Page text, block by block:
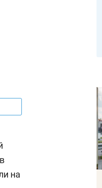
на
надо знать аксакалов и
Оман?